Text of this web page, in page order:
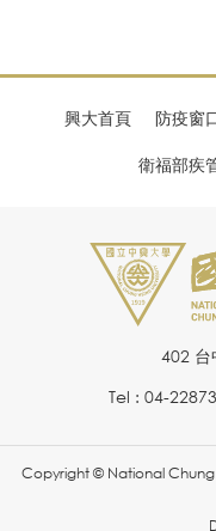
興大首頁 防疫窗
衛福部疾
402 台
Tel : 04-
Copyright © National Chung